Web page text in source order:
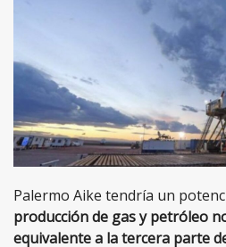
Palermo Aike tendría un
producción de gas y petróleo
equivalente a la tercera parte